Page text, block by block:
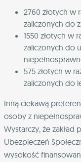
2760 złotych w
zaliczonych do
1550 złotych w
zaliczonych do
575 złotych w
zaliczonych do
Inną ciekawą
osoby z
Wystarczy, że zakład
Ubezpieczeń
wysokość